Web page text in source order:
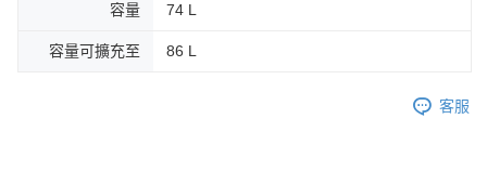
容量 74 L
容量可擴充至 86 L
客服